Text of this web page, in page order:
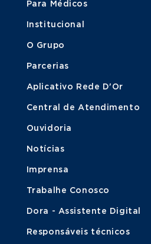
Para Médicos
Institucional
O Grupo
Parcerias
Aplicativo Rede D'Or
Central de Atendimento
Ouvidoria
Notícias
Imprensa
Trabalhe Conosco
Dora - Assistente Digital
Responsáveis técnicos